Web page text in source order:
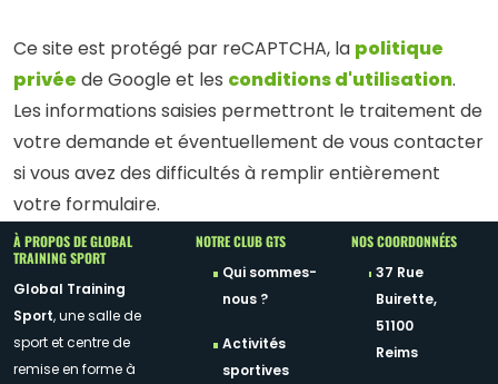
Ce site est protégé par reCAPTCHA, lapolitique
privéede Google et les conditions d'utilisation.
Les informations saisies permettront le traitement de
votre demande et éventuellement de vous contacter
si vous avez des difficultés à remplir entièrement
votre formulaire.
À PROPOS DE GLOBAL
TRAINING SPORT
Global Training
Sport, une salle de
sport et centre de
remise en forme à
NOTRE CLUB GTS
Qui sommes-
nous ?
Activités
sportives
NOS COORDONNÉES
37 Rue
Buirette,
51100
Reims